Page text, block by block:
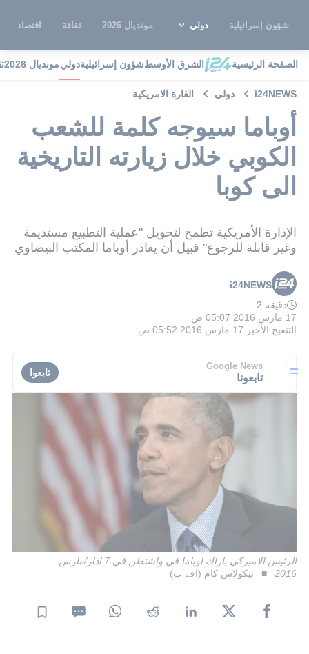
شؤون إسرائيلية دولي مونديال 2026 ثقافة اقتصاد
الصفحة الرئيسية الشرق الأوسطشؤون إسرائيليةدوليمونديال 2026
i24NEWS دولي القارة الامريكية
أوباما سيوجه كلمة للشعب
الكوبي خلال زيارته التاريخية
الى كوبا
الإدارة الأمريكية تطمح لتحويل "عملية التطبيع مستديمة
وغير قابلة للرجوع" قبيل أن يغادر أوباما المكتب البيضاوي
i24NEWS
دقيقة 2
17 مارس 2016 05:07 ص
التنقيح الأخير 17 مارس 2016 05:52 ص
Google News
تابعونا تابعوا
الرئيس الاميركي باراك اوباما في واشنطن في 7 اذار/مارس
2016
نيكولاس كام (اف ب)